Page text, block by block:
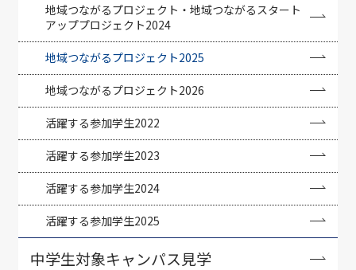
地域つながるプロジェクト・地域つながるスタート
アッププロジェクト2024
地域つながるプロジェクト2025
地域つながるプロジェクト2026
活躍する参加学生2022
活躍する参加学生2023
活躍する参加学生2024
活躍する参加学生2025
中学生対象キャンパス見学